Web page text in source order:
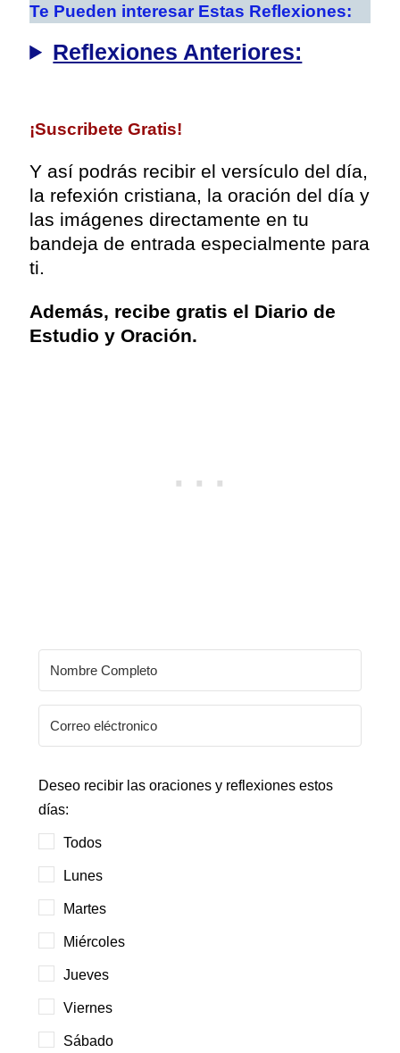
Te Pueden interesar Estas Reflexiones:
Reflexiones Anteriores:
¡Suscribete Gratis!
Y así podrás recibir el versículo del día,
la refexión cristiana, la oración del día y
las imágenes directamente en tu
bandeja de entrada especialmente para
ti.
Además, recibe gratis el Diario de
Estudio y Oración.
Deseo recibir las oraciones y reflexiones estos
días:
Todos
Lunes
Martes
Miércoles
Jueves
Viernes
Sábado